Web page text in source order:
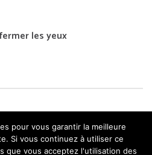
les yeux
pour vous garantir la meilleure
Si vous continuez à utiliser ce
que vous acceptez l'utilisation des